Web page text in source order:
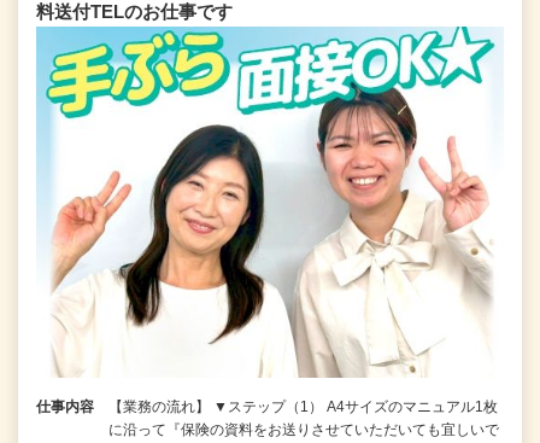
料送付TELのお仕事です
仕事内容
【業務の流れ】 ▼ステップ（1） A4サイズのマニュアル1枚
に沿って『保険の資料をお送りさせていただいても宜しいで